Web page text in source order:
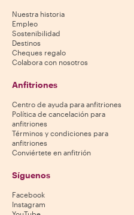
Nuestra historia
Empleo
Sostenibilidad
Destinos
Cheques regalo
Colabora con nosotros
Anfitriones
Centro de ayuda para anfitriones
Política de cancelación para
anfitriones
Términos y condiciones para
anfitriones
Conviértete en anfitrión
Síguenos
Facebook
Instagram